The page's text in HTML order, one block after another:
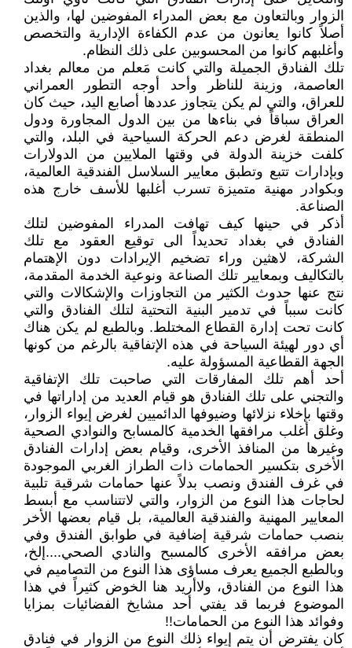
الزوار وبالتعاون مع بعض المدراء المفوضين لها، والذين
أصلاً كانوا يعانون من عدم الكفاءة الإدارية والتخصص
وأغلبهم كانوا من المحسوبين على ذلك النظام.
تلك الفنادق الجميلة والتي كانت مَعلم من معالم بغداد
العاصمة، وزينة للناظر وأحد أوجه التطور العمراني
للعراق، والتي لم يكن يتجاوز عددها أصابع اليد، حيث كان
العراق سباقاً في بناءها من بين الدول المجاورة ودول
المنطقة لغرض دعم الحركة السياحية في البلد، والتي
كلفت خزينة الدولة في وقتها الملايين من الدولارات
وبإدارات تتبع وتطبق معايير السلاسل الفندقية العالمية،
وبكوادر مهنية متميزة تسرب أغلبها للأسف خارج هذه
الصناعة.
أذكر في حينها كيف تهافت المدراء المفوضين لتلك
الفنادق في بغداد تحديداً الى توقيع العقود مع تلك
الشركة، لاهثين وراء تضخيم الإيرادات دون الإهتمام
بالتكاليف وبمعايير تلك الصناعة ونوعية الخدمة المقدمة،
نتج عنها حدوث الكثير من التجاوزات والإشكالات والتي
كانت سبباً في تدمير البنية التحتية لتلك الفنادق والتي
كانت تحت إدارة القطاع المختلط. وبالطبع لم يكن هناك
أي دور لهيئة السياحة في هذه الإتفاقية بالرغم من كونها
الجهة القطاعية المسؤولة عليه.
أحد أهم تلك المفارقات التي صاحبت تلك الإتفاقية
والتجني على تلك الفنادق هو قيام العديد من إداراتها في
وقتها بإخلاء نزلائها وضيوفها الدائميين لغرض إيواء الزوار،
وغلق أغلب مرافقها الخدمية كالمسابح والنوادي الصحية
وغيرها من المنافذ الأخرى، وقيام بعض إدارات الفنادق
الأخرى بتكسير الحمامات ذات الطراز الغربي الموجودة
في غرف الفندق ونصب بدلاً عنها حمامات شرقية تلبية
لحاجات هذا النوع من الزوار، والتي لاتتناسب مع أبسط
المعايير المهنية والفندقية العالمية، بل قيام بعضها الأخر
بنصب حمامات شرقية إضافية في طوابق الفندق وفي
بعض مرافقه الأخرى كالمسبح والنادي الصحي....إلخ،
وبالطبع الجميع يعرف مساؤى هذا النوع من التصاميم في
هذا النوع من الفنادق، ولاأريد هنا الخوض كثيراً في هذا
الموضوع فربما قد يفتي أحد مشايخ الفضائيات بمزايا
وفوائد هذا النوع من الحمامات!!
كان يفترض أن يتم إيواء ذلك النوع من الزوار في فنادق